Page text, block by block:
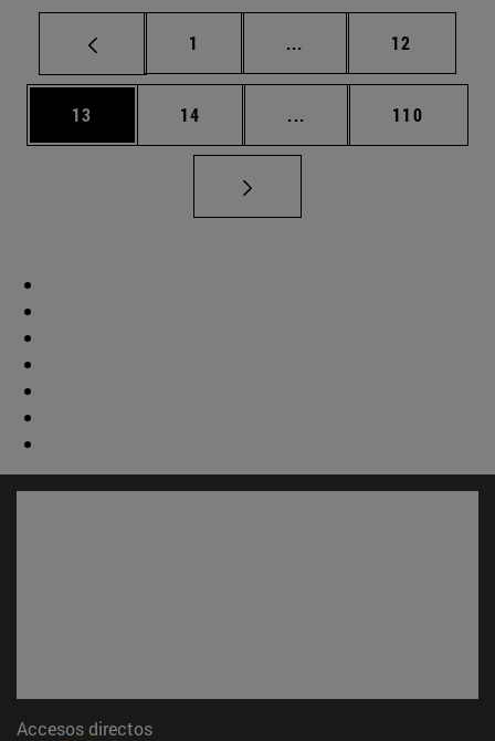
Página
1 ... Páginas intermedias
Página
12
Página
13 Página
14 ... Páginas intermedias
Página
110
Accesos directos